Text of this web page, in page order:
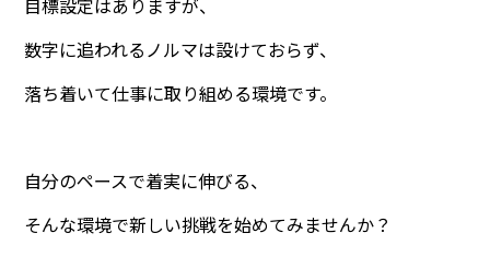
数字に追われるノルマは設けておらず、
落ち着いて仕事に取り組める環境です。
自分のペースで着実に伸びる、
そんな環境で新しい挑戦を始めてみませんか？